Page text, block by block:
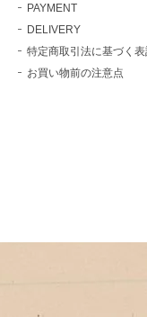
PAYMENT
DELIVERY
特定商取引法に基づく
お買い物前の注意点